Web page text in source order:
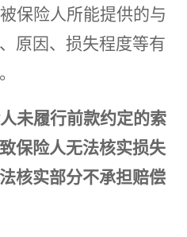
保险人所能提供的与
原因、损失程度等有
未履行前款约定的索
保险人无法核实损失
核实部分不承担赔偿